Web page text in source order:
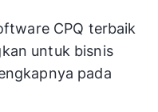
CPQ terbaik
untuk bisnis
pada